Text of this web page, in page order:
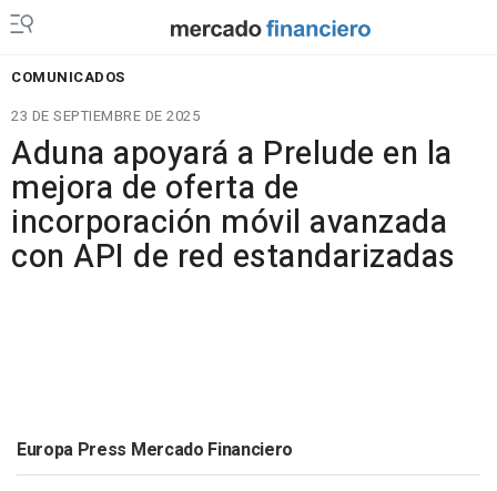
COMUNICADOS
23 DE SEPTIEMBRE DE 2025
Aduna apoyará a Prelude en la
mejora de oferta de
incorporación móvil avanzada
con API de red estandarizadas
Europa Press Mercado Financiero